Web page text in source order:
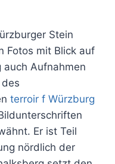
Stein
Fotos mit Blick auf
auch Aufnahmen
terroir f Würzburg
Er ist Teil
nördlich der